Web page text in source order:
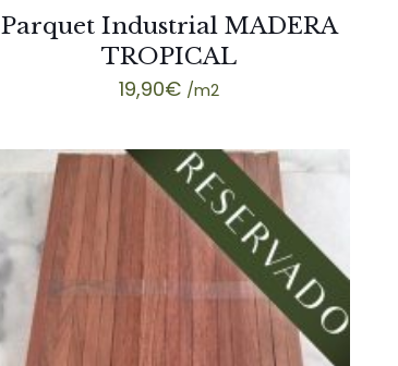
Parquet Industrial MADERA
TROPICAL
19,90€ /m2